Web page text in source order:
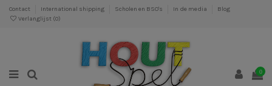
Contact International shipping Scholen en BSO's In de media
Blog
Verlanglijst (0)
0